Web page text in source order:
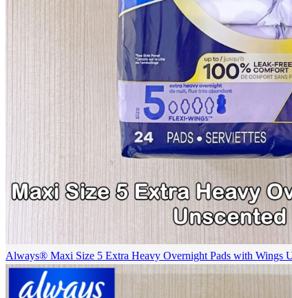
Always® Maxi Size 5 Extra Heavy Overnight Pads with